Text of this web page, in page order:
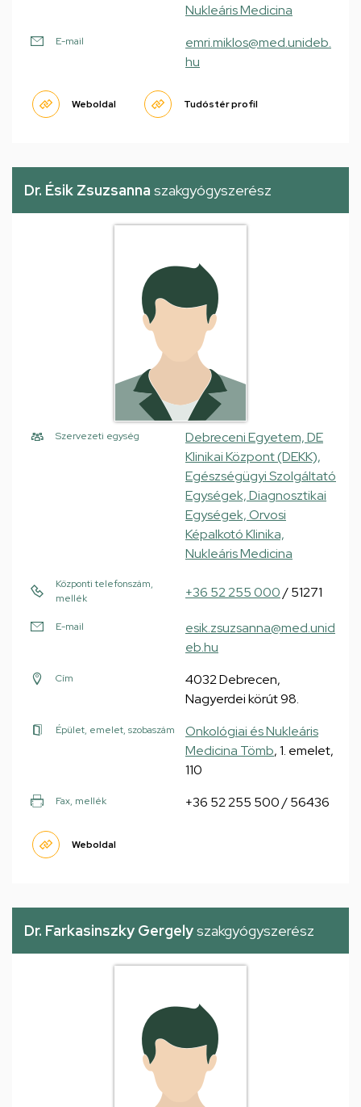
Nukleáris Medicina
E-mail
emri.miklos@med.unideb.
hu
Weboldal Tudóstér profil
Dr. Ésik Zsuzsanna szakgyógyszerész
Szervezeti egység
Debreceni Egyetem, DE
Klinikai Központ (DEKK),
Egészségügyi Szolgáltató
Egységek, Diagnosztikai
Egységek, Orvosi
Képalkotó Klinika,
Nukleáris Medicina
Központi telefonszám,
mellék
+36 52 255 000/ 51271
E-mail
esik.zsuzsanna@med.unid
eb.hu
Cím
4032 Debrecen,
Nagyerdei körút 98.
Épület, emelet, szobaszám
Onkológiai és Nukleáris
Medicina Tömb, 1. emelet,
110
Fax, mellék +36 52 255 500 / 56436
Weboldal
Dr. Farkasinszky Gergelyszakgyógyszerész